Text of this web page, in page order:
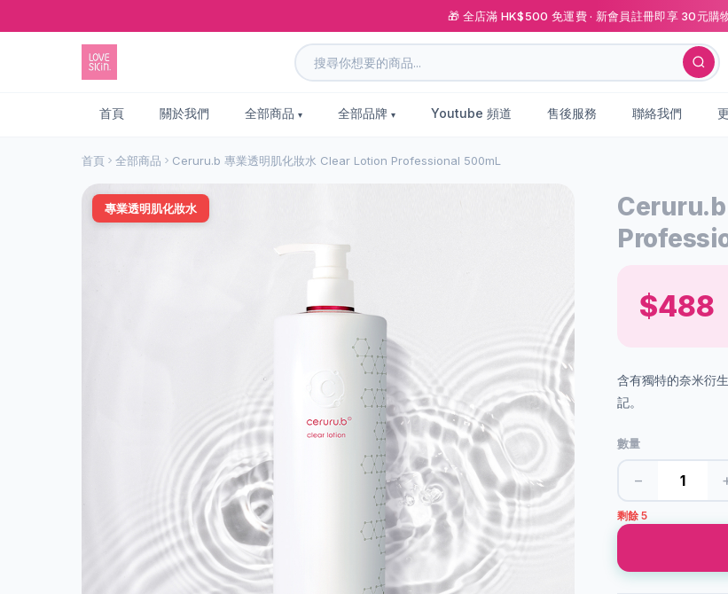
🎁 全店滿 HK$500 免運費 · 新會員註冊即享 30元購
首頁 關於我們 全部商品 全部品牌 Youtube 頻道 售後服務 聯絡我們
首頁 全部商品 Ceruru.b 專業透明肌化妝水 Clear Lotion Professional 500mL
專業透明肌化妝水
Ceruru.b
$488
含有獨特的奈米衍
記。
數量
−
剩餘 5